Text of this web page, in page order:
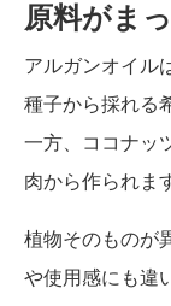
原料がま
アルガンオイル
種子から採れる
一方、ココナッ
肉から作られま
植物そのものが
や使用感にも違